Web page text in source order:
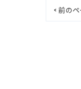
< 前の